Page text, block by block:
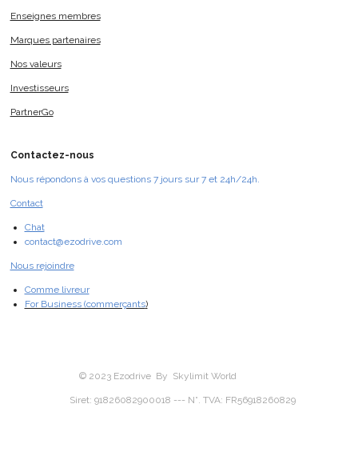
Enseignes membres
Marques partenaires
Nos valeurs
Investisseurs
PartnerGo
Contactez-nous
Nous répondons à vos questions 7 jours sur 7 et 24h/24h.
Contact
Chat
contact@ezodrive.com
Nous rejoindre
Comme livreur
For Business (commerçants)
© 2023 Ezodrive By Skylimit World
Siret: 91826082900018 --- N°. TVA: FR56918260829